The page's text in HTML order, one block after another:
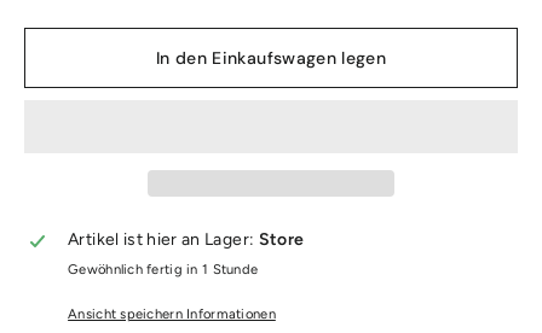
In den Einkaufswagen legen
Artikel ist hier an Lager: Store
Gewöhnlich fertig in 1 Stunde
Ansicht speichern Informationen